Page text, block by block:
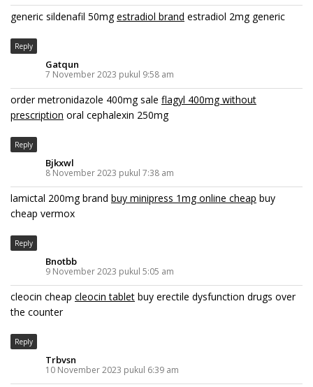
generic sildenafil 50mgestradiol brand estradiol 2mg generic
Reply
Gatqun
7 November 2023 pukul 9:58 am
order metronidazole 400mg sale flagyl 400mg without
prescription oral cephalexin 250mg
Reply
Bjkxwl
8 November 2023 pukul 7:38 am
lamictal 200mg brand buy minipress 1mg online cheap buy
cheap vermox
Reply
Bnotbb
9 November 2023 pukul 5:05 am
cleocin cheap cleocin tablet buy erectile dysfunction drugs over
the counter
Reply
Trbvsn
10 November 2023 pukul 6:39 am